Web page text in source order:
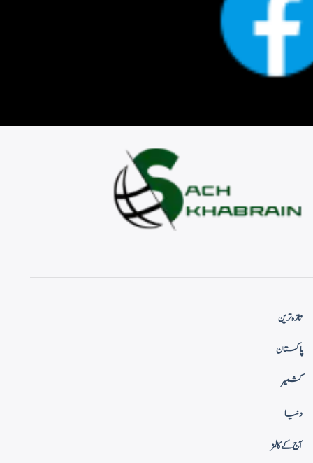
تازہ ترین
پاکستان
کشمیر
دنیا
آج کے کالمز